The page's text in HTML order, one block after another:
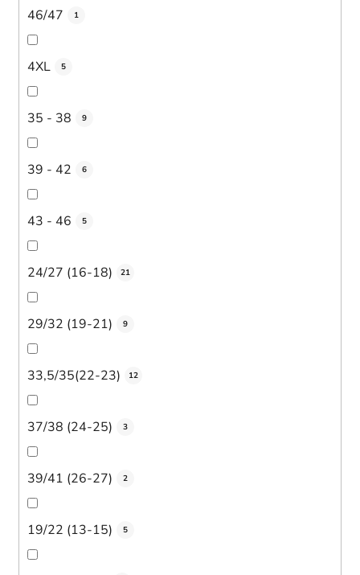
46/47 1
4XL 5
35 - 38 9
39 - 42 6
43 - 46 5
24/27 (16-18) 21
29/32 (19-21) 9
33,5/35(22-23) 12
37/38 (24-25) 3
39/41 (26-27) 2
19/22 (13-15) 5